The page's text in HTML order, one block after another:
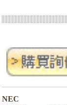
NEC